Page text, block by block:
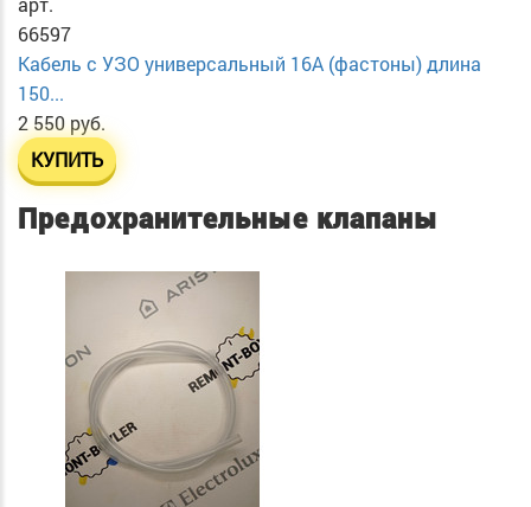
66597
Кабель с УЗО универсальный 16А (фастоны) длина
150...
2 550 руб.
КУПИТЬ
Предохранительные клапаны